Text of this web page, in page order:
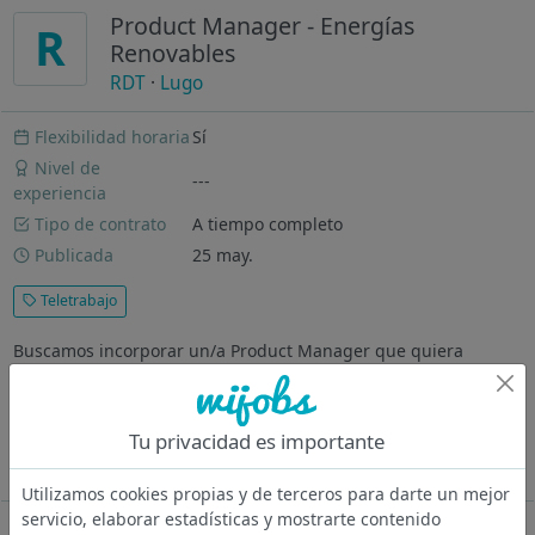
R
Product Manager - Energías
Renovables
RDT · Lugo
Flexibilidad horaria Sí
Nivel de
experiencia
---
Tipo de contrato
A tiempo completo
Publicada
25 may.
Teletrabajo
Buscamos incorporar un/a Product Manager que quiera
responsabilizarse del liderazgo, planificación y control integral
del producto durante todo su ciclo de vida, dentro del sector
de la generación, gestión y almacenamiento de energía
renovable. ¿Qué...
Ver más
Tu privacidad es importante
Utilizamos cookies propias y de terceros para darte un mejor
servicio, elaborar estadísticas y mostrarte contenido